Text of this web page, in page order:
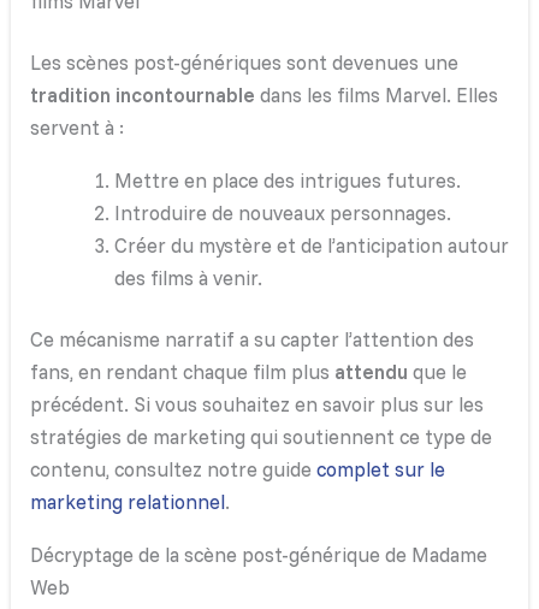
Les scènes post-génériques sont devenues une
tradition incontournable dans les films Marvel. Elles
servent à :
Mettre en place des intrigues futures.
Introduire de nouveaux personnages.
Créer du mystère et de l’anticipation autour
des films à venir.
Ce mécanisme narratif a su capter l’attention des
fans, en rendant chaque film plus attendu que le
précédent. Si vous souhaitez en savoir plus sur les
stratégies de marketing qui soutiennent ce type de
contenu, consultez notre guidecomplet sur le
marketing relationnel.
Décryptage de la scène post-générique de Madame
Web